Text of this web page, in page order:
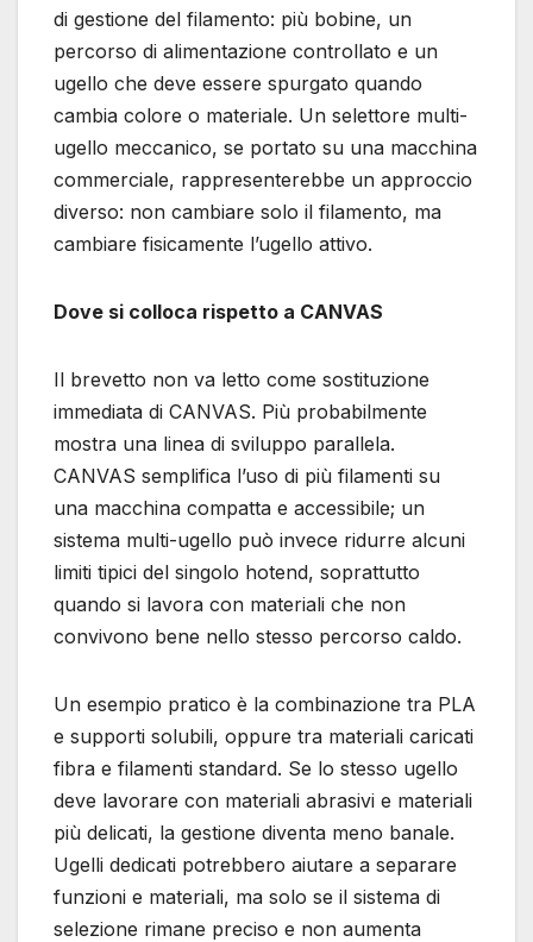
di gestione del filamento: più bobine, un
percorso di alimentazione controllato e un
ugello che deve essere spurgato quando
cambia colore o materiale. Un selettore multi-
ugello meccanico, se portato su una macchina
commerciale, rappresenterebbe un approccio
diverso: non cambiare solo il filamento, ma
cambiare fisicamente l’ugello attivo.
Dove si colloca rispetto a CANVAS
Il brevetto non va letto come sostituzione
immediata di CANVAS. Più probabilmente
mostra una linea di sviluppo parallela.
CANVAS semplifica l’uso di più filamenti su
una macchina compatta e accessibile; un
sistema multi-ugello può invece ridurre alcuni
limiti tipici del singolo hotend, soprattutto
quando si lavora con materiali che non
convivono bene nello stesso percorso caldo.
Un esempio pratico è la combinazione tra PLA
e supporti solubili, oppure tra materiali caricati
fibra e filamenti standard. Se lo stesso ugello
deve lavorare con materiali abrasivi e materiali
più delicati, la gestione diventa meno banale.
Ugelli dedicati potrebbero aiutare a separare
funzioni e materiali, ma solo se il sistema di
selezione rimane preciso e non aumenta